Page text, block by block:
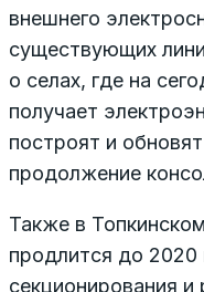
внешнего
существующих
о селах, где на
получает
построят и
продолжение
Также в
продлится до 2020
секционирования